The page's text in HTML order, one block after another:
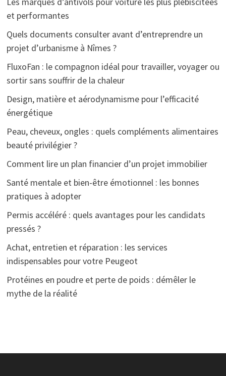
et performantes
Quels documents consulter avant d’entreprendre un
projet d’urbanisme à Nîmes ?
FluxoFan : le compagnon idéal pour travailler, voyager ou
sortir sans souffrir de la chaleur
Design, matière et aérodynamisme pour l’efficacité
énergétique
Peau, cheveux, ongles : quels compléments alimentaires
beauté privilégier ?
Comment lire un plan financier d’un projet immobilier
Santé mentale et bien-être émotionnel : les bonnes
pratiques à adopter
Permis accéléré : quels avantages pour les candidats
pressés ?
Achat, entretien et réparation : les services
indispensables pour votre Peugeot
Protéines en poudre et perte de poids : démêler le
mythe de la réalité